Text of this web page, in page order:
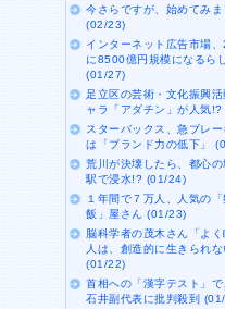
今さらですが、始めてみま
(02/23)
インターネット広告市場
に8500億円規模になるら
(01/27)
足立区の芸術・文化振興活
ャラ「アダチン」が人気
スターバックス、急ブレー
は「ブランド力の低下」
荒川が決壊したら、都心
駅で浸水!? (01/24)
１年間で７万人、人気の
飯」屋さん (01/23)
脳科学者の茂木さん「よ
人は、創造的に生きられな
(01/22)
首相への「漢字テスト」で
石井副代表に批判殺到